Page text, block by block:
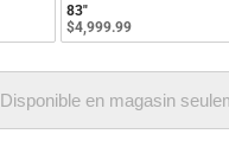
83"
$4,999.99
Disponible en magasin